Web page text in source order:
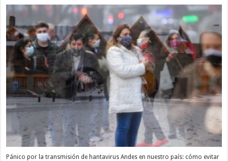
Pánico por la transmisión de hantavirus Andes en nuestro país: cómo evitar